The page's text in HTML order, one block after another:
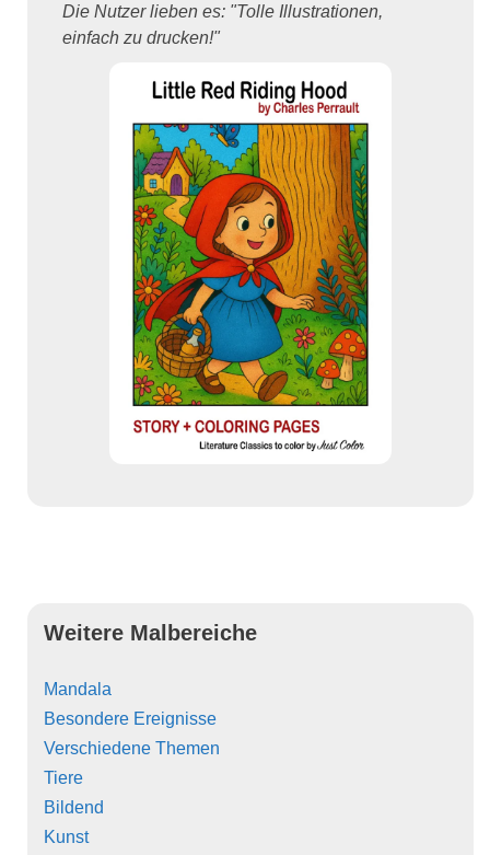
Die Nutzer lieben es: "Tolle Illustrationen,
einfach zu drucken!"
Weitere Malbereiche
Mandala
Besondere Ereignisse
Verschiedene Themen
Tiere
Bildend
Kunst